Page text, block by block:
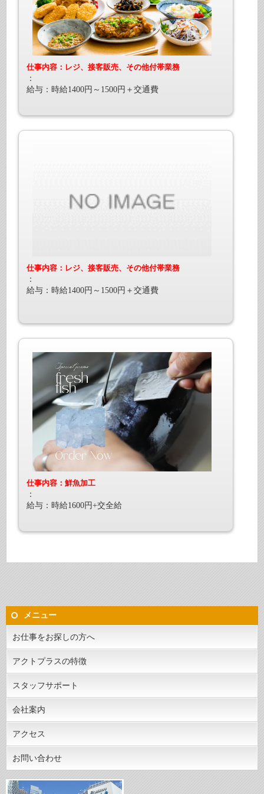
仕事内容：レジ、接客販売、その他付帯業務
：
給与：時給1400円～1500円＋交通費
仕事内容：レジ、接客販売、その他付帯業務
：
給与：時給1400円～1500円＋交通費
仕事内容：鮮魚加工
：
給与：時給1600円+交全給
メニュー
お仕事をお探しの方へ
アクトプラスの特徴
スタッフサポート
会社案内
アクセス
お問い合わせ